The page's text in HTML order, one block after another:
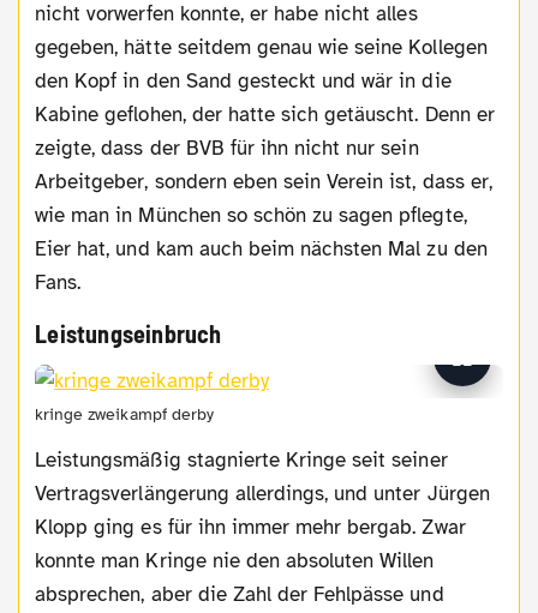
nicht vorwerfen konnte, er habe nicht alles
gegeben, hätte seitdem genau wie seine Kollegen
den Kopf in den Sand gesteckt und wär in die
Kabine geflohen, der hatte sich getäuscht. Denn er
zeigte, dass der BVB für ihn nicht nur sein
Arbeitgeber, sondern eben sein Verein ist, dass er,
wie man in München so schön zu sagen pflegte,
Eier hat, und kam auch beim nächsten Mal zu den
Fans.
Leistungseinbruch
kringe zweikampf derby
Leistungsmäßig stagnierte Kringe seit seiner
Vertragsverlängerung allerdings, und unter Jürgen
Klopp ging es für ihn immer mehr bergab. Zwar
konnte man Kringe nie den absoluten Willen
absprechen, aber die Zahl der Fehlpässe und